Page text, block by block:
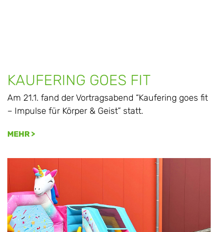
KAUFERING GOES FIT
Am 21.1. fand der Vortragsabend “Kaufering goes fit
– Impulse für Körper & Geist” statt.
MEHR >